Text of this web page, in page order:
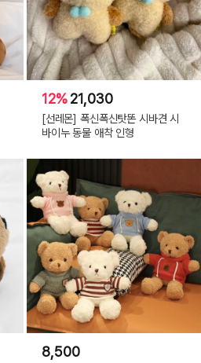
12%21,030
[선레몬] 폭신폭신탓똔 시바견 시
바이누 동물 애착 인형
8,500